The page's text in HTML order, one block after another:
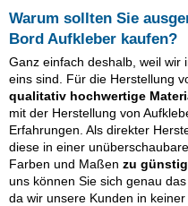
Warum sollten Sie
Bord Aufkleber kaufen?
Ganz einfach deshalb, weil wir
eins sind. Für die Herstellung
qualitativ hochwertige
mit der Herstellung von
Erfahrungen. Als direkter
diese in einer
Farben und Maßen zu
uns können Sie sich genau
da wir unsere Kunden in